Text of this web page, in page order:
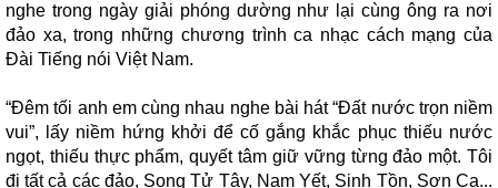
nghe trong ngày giải phóng dường như lại cùng ông ra nơi
đảo xa, trong những chương trình ca nhạc cách mạng của
Đài Tiếng nói Việt Nam.
“Đêm tối anh em cùng nhau nghe bài hát “Đất nước trọn niềm
vui”, lấy niềm hứng khởi để cố gắng khắc phục thiếu nước
ngọt, thiếu thực phẩm, quyết tâm giữ vững từng đảo một. Tôi
đi tất cả các đảo, Song Tử Tây, Nam Yết, Sinh Tồn, Sơn Ca...